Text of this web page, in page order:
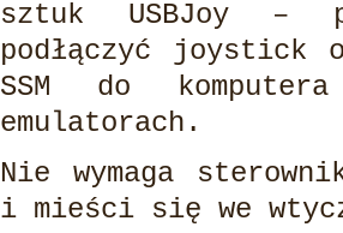
sztuk USBJoy –
podłączyć joystick
SSM do
emulatorach.
Nie wymaga
i mieści się we